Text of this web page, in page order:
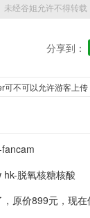
未经谷姐允许不得转载
分享到：
可不可以允许游客上
脱氧核糖核酸
原价899元，现